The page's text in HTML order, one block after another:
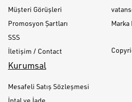
Müşteri Görüşleri
Promosyon Şartları
SSS
İletişim / Contact
Marka
Kurumsal
Mesafeli Satış Sözleşmesi
İptal ve İade